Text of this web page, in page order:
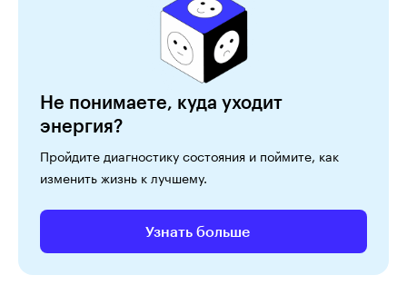
Не понимаете, куда уходит
энергия?
Пройдите диагностику состояния и поймите, как
изменить жизнь к лучшему.
Узнать больше